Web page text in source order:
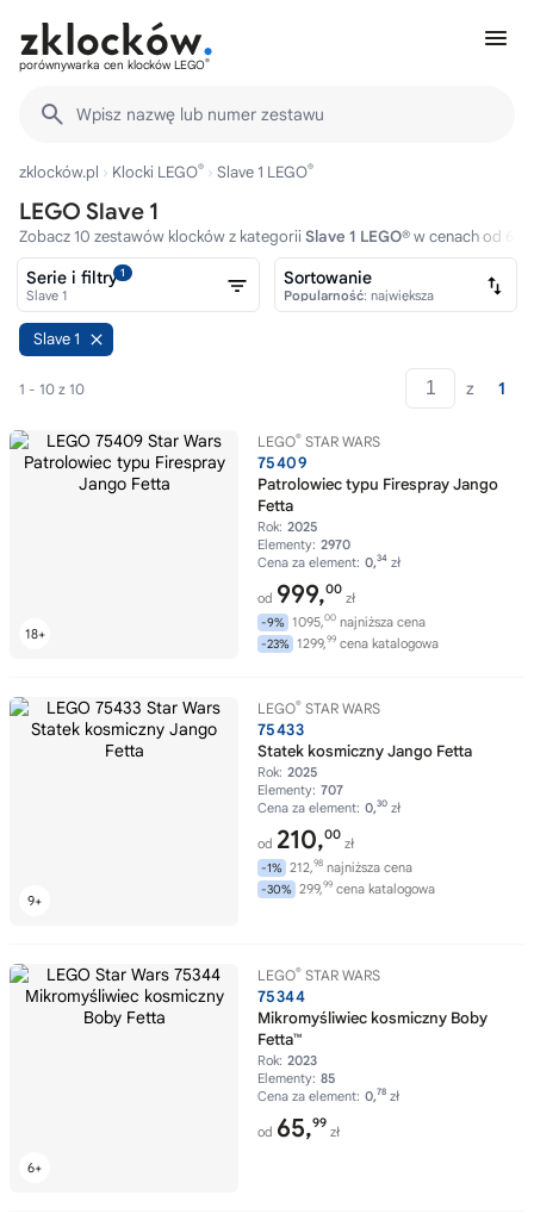
porównywarka cen klocków LEGO®
Wpisz nazwę lub numer zestawu
zklocków.pl Klocki LEGO® Slave 1 LEGO®
LEGO Slave 1
Zobacz 10 zestawów klocków z kategorii Slave 1 LEGO®w cenach od
Slave 1
1 - 10 z 10 z 1
LEGO® STAR WARS
75409
Patrolowiec typu Firespray Jango
Fetta
Rok: 2025
Elementy: 2970
Cena za element: 0,34 zł
od 999,00
zł
-9% 1095,00 najniższa cena
-23% 1299,99 cena katalogowa
LEGO® STAR WARS
75433
Statek kosmiczny Jango Fetta
Rok: 2025
Elementy: 707
Cena za element: 0,30 zł
od 210,00
zł
-1% 212,98 najniższa cena
-30% 299,99 cena katalogowa
LEGO® STAR WARS
75344
Mikromyśliwiec kosmiczny Boby
Fetta™
Rok: 2023
Elementy: 85
Cena za element: 0,78 zł
od 65,99
zł
Serie i filtry1
Slave 1
Sortowanie
Popularność: największa